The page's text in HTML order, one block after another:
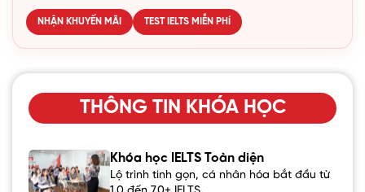
NHẬN KHUYẾN MÃI TEST IELTS MIỄN PHÍ
THÔNG TIN KHÓA HỌC
Khóa học IELTS Toàn diện
Lộ trình tinh gọn, cá nhân hóa bắt đầu từ